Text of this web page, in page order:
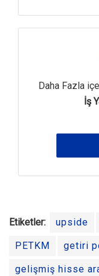
Daha Fazla
İş
Etiketler: upside
PETKM getiri
gelişmiş hisse